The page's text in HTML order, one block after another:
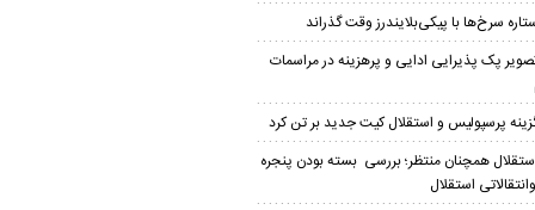
سرخ‌ها با پیکی‌بلایندرز وقت گذراند
پک پذیرایی ادایی و پرهزینه در مراسمات
پرسپولیس و استقلال کیت جدید بر تن کرد
همچنان منتظر؛ بررسی بسته بودن پنجره
استقلال